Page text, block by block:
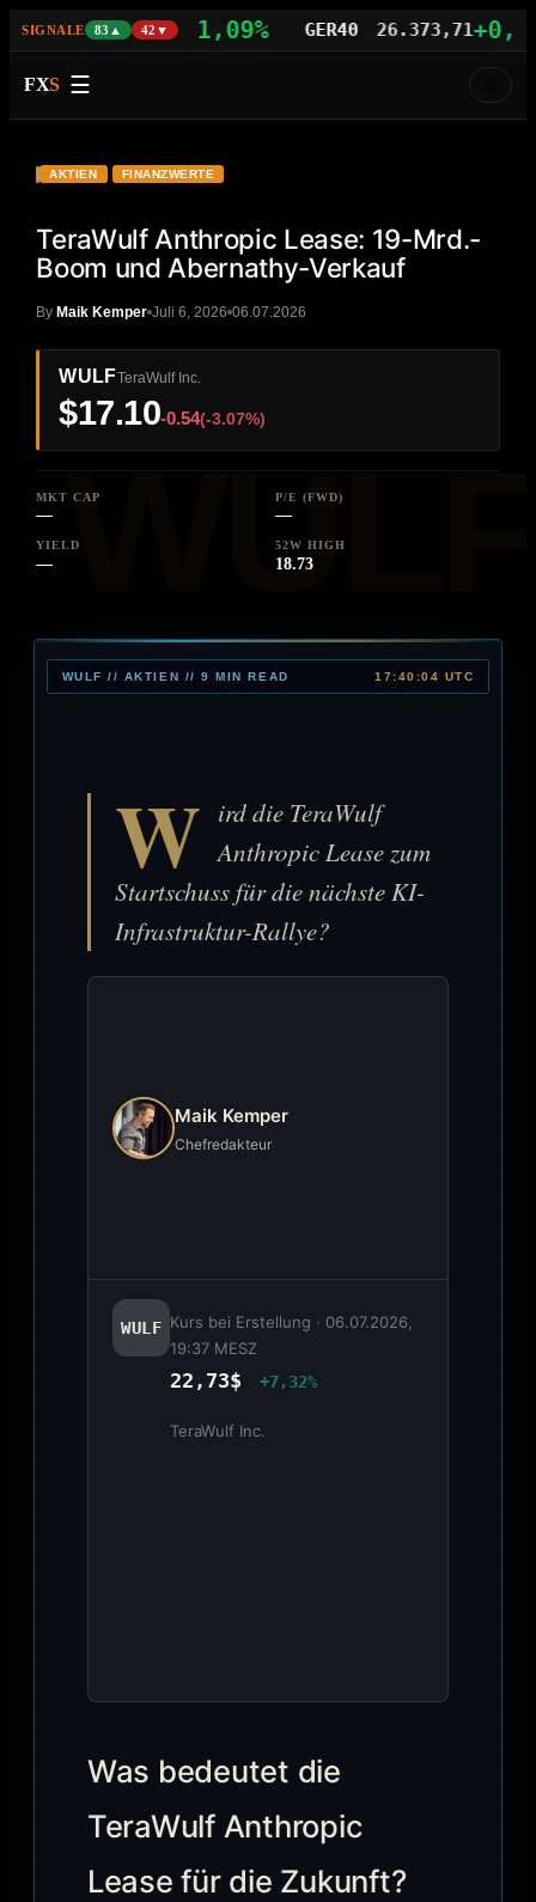
SIGNALE 83▲ 42▼
29.742,21+1,09% GER40 26.373,71+0,77%
FXS ☰
WULF
AKTIEN FINANZWERTE
TeraWulf Anthropic Lease: 19-Mrd.-
Boom und Abernathy-Verkauf
ByMaik Kemper Juli 6, 2026 06.07.2026
WULFTeraWulf Inc.
$17.10-0.54(-3.07%)
MKT CAP
—
P/E (FWD)
—
YIELD
—
52W HIGH
18.73
WULF // AKTIEN // 9 MIN READ 17:40:04 UTC
W ird die TeraWulf
Anthropic Lease zum
Startschuss für die nächste KI-
Infrastruktur-Rallye?
Maik Kemper
Chefredakteur
WULF Kurs bei Erstellung · 06.07.2026,
19:37 MESZ
22,73$ +7,32%
TeraWulf Inc.
Was bedeutet die
TeraWulf Anthropic
Lease für die Zukunft?